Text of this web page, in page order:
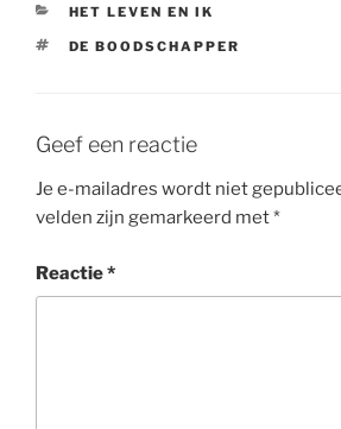
CATEGORIEËN
HET LEVEN EN IK
TAGS
DE BOODSCHAPPER
Geef een reactie
Je e-mailadres wordt niet
velden zijn gemarkeerd met*
Reactie*